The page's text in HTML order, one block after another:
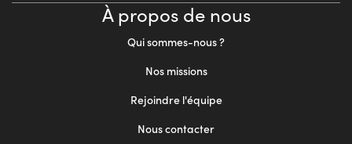
À propos de nous
Qui sommes-nous ?
Nos missions
Rejoindre l'équipe
Nous contacter